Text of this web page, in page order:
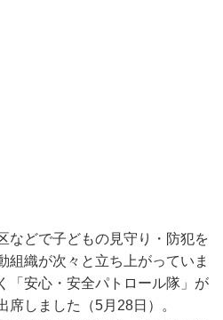
どで子どもの見守り・防犯を
組織が次々と立ち上がっていま
「安心・安全パトロール隊」が
しました（5月28日）。